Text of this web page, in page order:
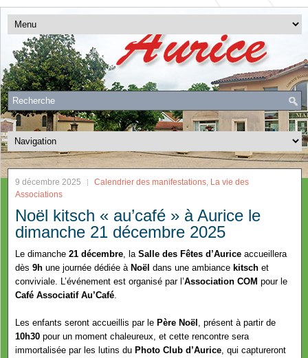
9 décembre 2025 Calendrier des manifestations, La vie des
Associations
Noël kitsch « au’café » à Aurice le
dimanche 21 décembre 2025
Le dimanche 21 décembre, la Salle des Fêtes d’Aurice accueillera
dès 9h une journée dédiée à Noël dans une ambiance kitsch et
conviviale. L’événement est organisé par l’Association COM pour le
Café Associatif Au’Café.
Les enfants seront accueillis par le Père Noël , présent à partir de
10h30 pour un moment chaleureux, et cette rencontre sera
immortalisée par les lutins du Photo Club d’Aurice, qui captureront